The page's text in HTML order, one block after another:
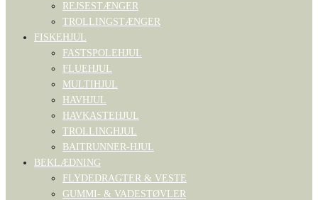
REJSESTÆNGER
TROLLINGSTÆNGER
FISKEHJUL
FASTSPOLEHJUL
FLUEHJUL
MULTIHJUL
HAVHJUL
HAVKASTEHJUL
TROLLINGHJUL
BAITRUNNER-HJUL
BEKLÆDNING
FLYDEDRAGTER & VESTE
GUMMI- & VADESTØVLER